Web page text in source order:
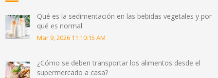
Qué es la sedimentación en las bebidas vegetales y por
qué es normal
Mar 9, 2026 11:10:15 AM
¿Cómo se deben transportar los alimentos desde el
supermercado a casa?